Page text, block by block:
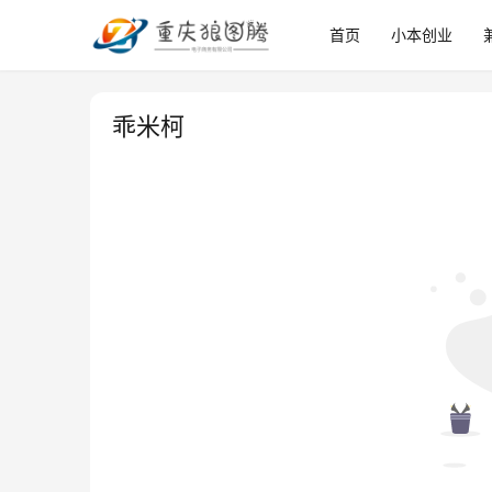
首页 小本创业
乖米柯